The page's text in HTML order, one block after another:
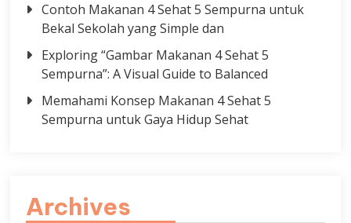
Contoh Makanan 4 Sehat 5 Sempurna untuk
Bekal Sekolah yang Simple dan
Exploring “Gambar Makanan 4 Sehat 5
Sempurna”: A Visual Guide to Balanced
Memahami Konsep Makanan 4 Sehat 5
Sempurna untuk Gaya Hidup Sehat
Archives